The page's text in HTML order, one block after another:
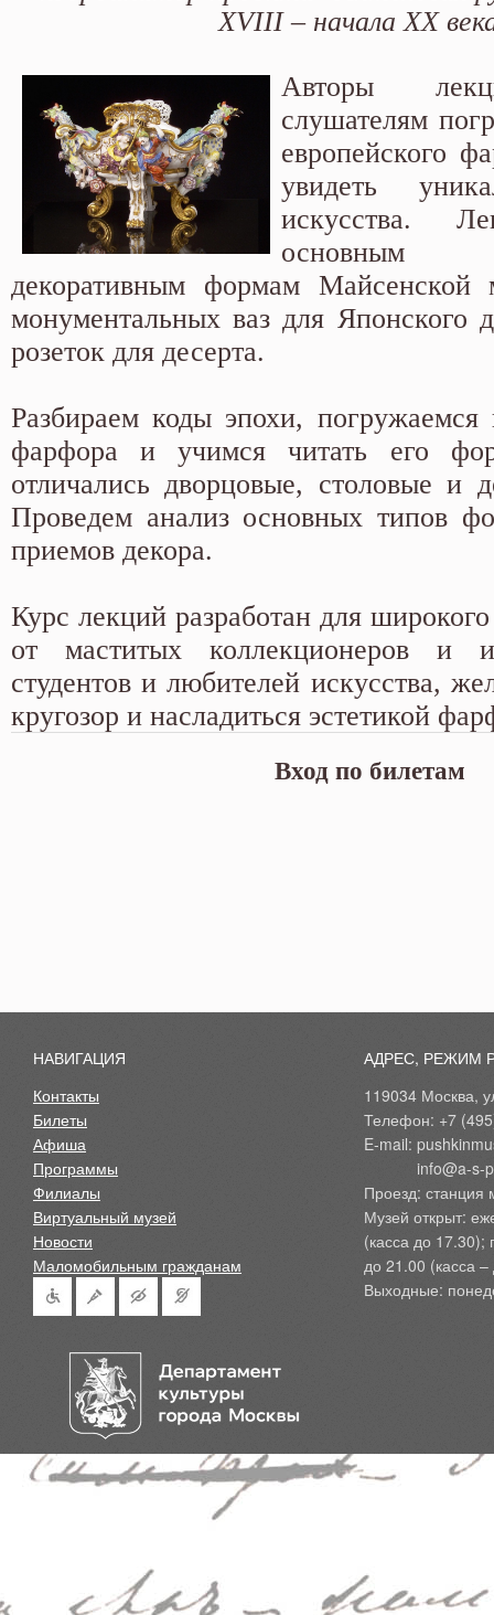
XVIII – начала XX
Авторы
слушателям
европейского
увидеть
искусства.
основным
декоративным формам
монументальных ваз для Японского
розеток для десерта.
Разбираем коды эпохи, погружаемся
фарфора и учимся читать его
отличались дворцовые, столовые и
Проведем анализ основных типов
приемов декора.
Курс лекций разработан для
от маститых коллекционеров и
студентов и любителей искусства,
кругозор и насладиться эстетикой
Вход по билетам
НАВИГАЦИЯ
Контакты
Билеты
Афиша
Программы
Филиалы
Виртуальный музей
Новости
Маломобильным гражданам
АДРЕС, РЕЖИМ
119034 Москва,
Телефон: +7
E-mail:
Проезд: станция
Музей открыт:
(касса до 17.30);
до 21.00 (касса
Выходные: